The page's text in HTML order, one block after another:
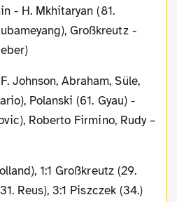
- H. Mkhitaryan (81.
Großkreutz -
Johnson, Abraham, Süle,
Polanski (61. Gyau) -
Roberto Firmino, Rudy –
1:1 Großkreutz (29.
Reus), 3:1 Piszczek (34.)